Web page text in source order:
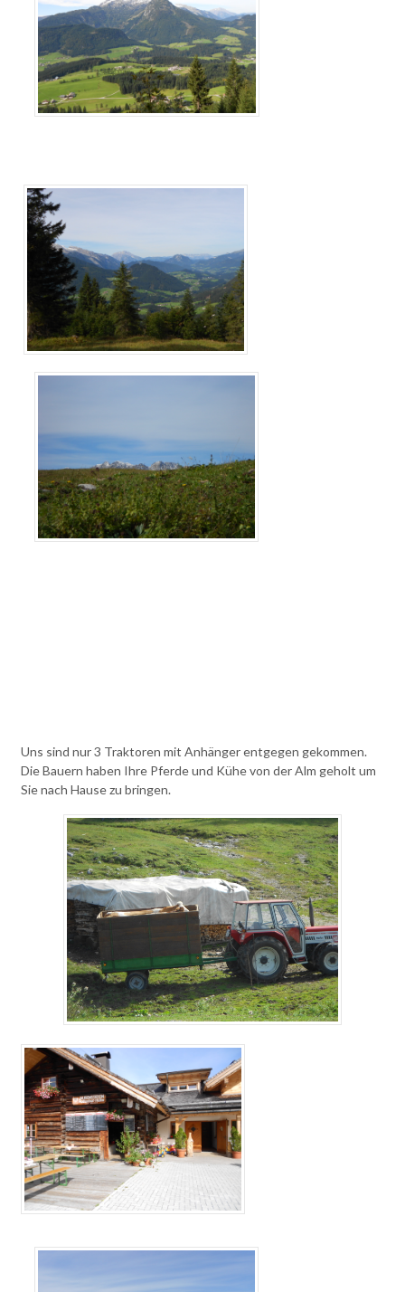
Uns sind nur 3 Traktoren mit Anhänger entgegen gekommen.
Die Bauern haben Ihre Pferde und Kühe von der Alm geholt um
Sie nach Hause zu bringen.